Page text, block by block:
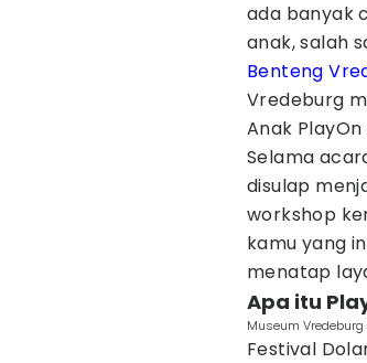
ada banyak
anak, salah
Benteng
Vredeburg
Anak
Selama
disulap
workshop
kamu yang
menatap
Apa itu
Museum
Festival